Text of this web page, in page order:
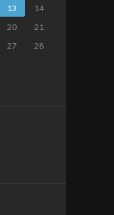
13
14
20
21
27
28